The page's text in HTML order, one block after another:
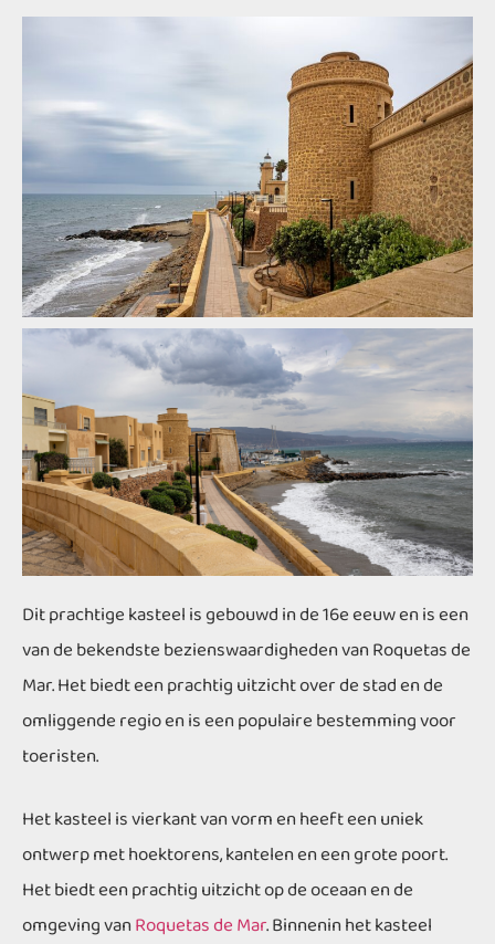
Dit prachtige kasteel is gebouwd in de 16e eeuw en is een
van de bekendste bezienswaardigheden van Roquetas de
Mar. Het biedt een prachtig uitzicht over de stad en de
omliggende regio en is een populaire bestemming voor
toeristen.
Het kasteel is vierkant van vorm en heeft een uniek
ontwerp met hoektorens, kantelen en een grote poort.
Het biedt een prachtig uitzicht op de oceaan en de
omgeving vanRoquetas de Mar. Binnenin het kasteel